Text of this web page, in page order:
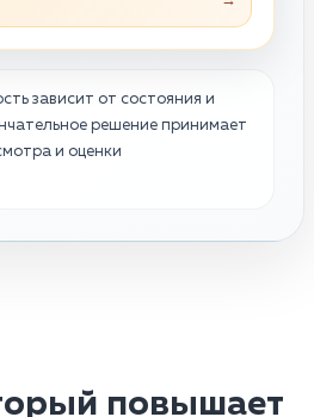
зависит от состояния и
решение принимает
и оценки
повышает